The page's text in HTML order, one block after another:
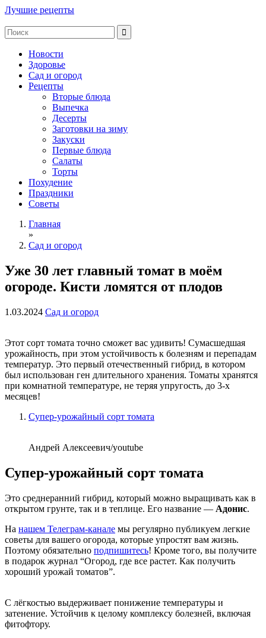
Лучшие рецепты
Новости
Здоровье
Сад и огород
Рецепты
Вторые блюда
Выпечка
Десерты
Заготовки на зиму
Закуски
Первые блюда
Салаты
Торты
Похудение
Праздники
Советы
Главная
»
Сад и огород
Уже 30 лет главный томат в моём
огороде. Кисти ломятся от плодов
1.03.2024 Сад и огород
Этот сорт томата точно сможет вас удивить! Сумасшедшая
урожайность, при этом устойчивость к болезням и перепадам
температур. Это первый отечественный гибрид, в котором
был использован ген длительного хранения. Томаты хранятся
при комнатной температуре, не теряя упругость, до 3-х
месяцев!
Супер-урожайный сорт томата
Андрей Алексеевич/youtube
Супер-урожайный сорт томата
Это среднеранний гибрид, который можно выращивать как в
открытом грунте, так и в теплице. Его название — Адонис.
На нашем Телеграм-канале мы регулярно публикуем легкие
советы для вашего огорода, которые упростят вам жизнь.
Поэтому обязательно подпишитесь! Кроме того, вы получите
в подарок журнал “Огород, где все растет. Как получить
хороший урожай томатов”.
С лёгкостью выдерживает понижение температуры и
затенение. Устойчив к целому комплексу болезней, включая
фитофтору.